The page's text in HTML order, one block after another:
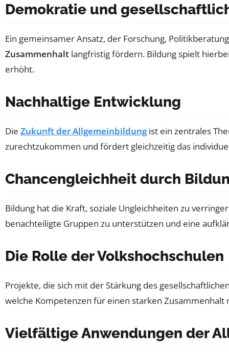
Demokratie und
Ein gemeinsamer Ansatz, der Forschung,
Zusammenhalt langfristig fördern. Bildung spielt
erhöht.
Nachhaltige Entwicklung
Die Zukunft der Allgemeinbildungist ein zentrales
zurechtzukommen und fördert gleichzeitig das
Chancengleichheit durch
Bildung hat die Kraft, soziale Ungleichheiten zu
benachteiligte Gruppen zu unterstützen und eine
Die Rolle der Volkshochschulen
Projekte, die sich mit der Stärkung des
welche Kompetenzen für einen starken Zusammenhalt
Vielfältige Anwendungen der